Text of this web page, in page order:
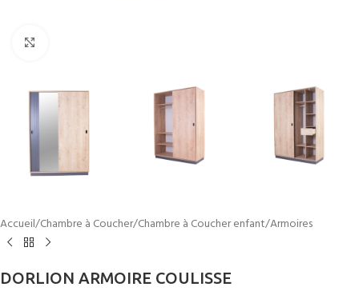
Accueil/Chambre à Coucher/Chambre à Coucher enfant/Armoires
DORLION ARMOIRE COULISSE